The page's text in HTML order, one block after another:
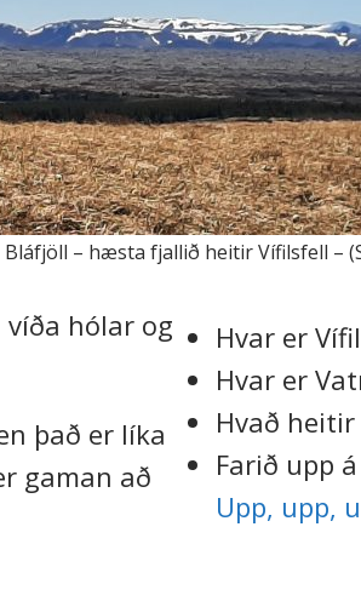
Bláfjöll – hæsta fjallið heitir Vífilsfell –
hólar og
það er líka
gaman að
Hvar er
Hvar er
Hvað
Farið upp
Upp, upp,